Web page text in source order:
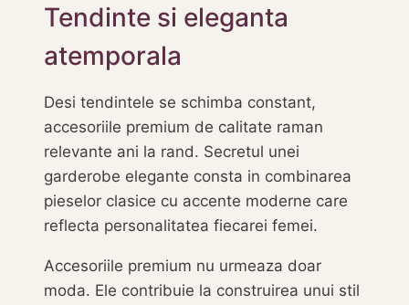
Tendinte si eleganta
atemporala
Desi tendintele se schimba constant,
accesoriile premium de calitate raman
relevante ani la rand. Secretul unei
garderobe elegante consta in combinarea
pieselor clasice cu accente moderne care
reflecta personalitatea fiecarei femei.
Accesoriile premium nu urmeaza doar
moda. Ele contribuie la construirea unui stil